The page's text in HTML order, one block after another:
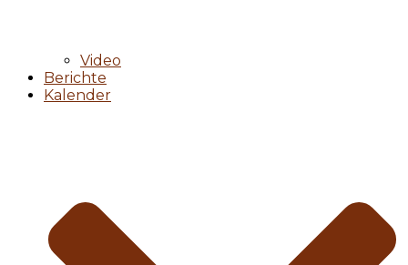
Video
Berichte
Kalender